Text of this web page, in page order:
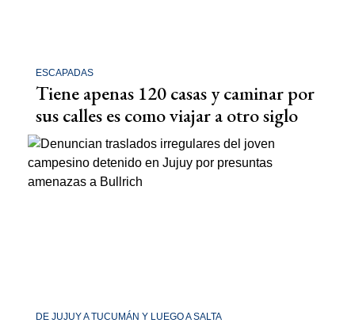
ESCAPADAS
Tiene apenas 120 casas y caminar por
sus calles es como viajar a otro siglo
DE JUJUY A TUCUMÁN Y LUEGO A SALTA